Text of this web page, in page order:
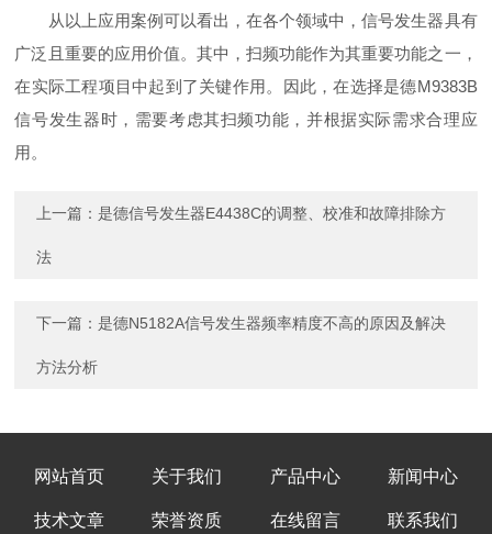
从以上应用案例可以看出，在各个领域中，信号发生器具有
广泛且重要的应用价值。其中，扫频功能作为其重要功能之一，
在实际工程项目中起到了关键作用。因此，在选择是德M9383B
信号发生器时，需要考虑其扫频功能，并根据实际需求合理应
用。
上一篇：是德信号发生器E4438C的调整、校准和故障排除方
法
下一篇：是德N5182A信号发生器频率精度不高的原因及解决
方法分析
网站首页 关于我们 产品中心 新闻中心
技术文章 荣誉资质 在线留言 联系我们